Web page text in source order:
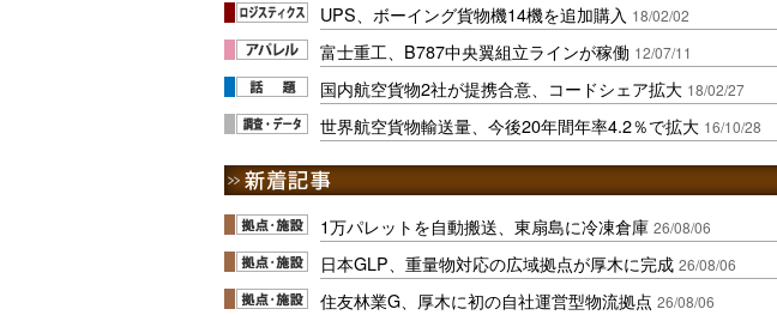
UPS、ボーイング貨物機14機を追加購入 18/02/02
富士重工、B787中央翼組立ラインが稼働 12/07/11
国内航空貨物2社が提携合意、コードシェア拡大 18/02/27
世界航空貨物輸送量、今後20年間年率4.2％で拡大 16/10/28
1万パレットを自動搬送、東扇島に冷凍倉庫 26/08/06
日本GLP、重量物対応の広域拠点が厚木に完成 26/08/06
住友林業G、厚木に初の自社運営型物流拠点 26/08/06